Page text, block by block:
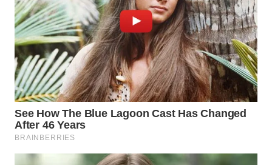
WN
NUSANTARA
WN
JOGJA
WN
JATIM